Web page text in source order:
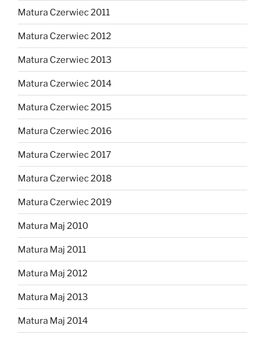
Matura Czerwiec 2011
Matura Czerwiec 2012
Matura Czerwiec 2013
Matura Czerwiec 2014
Matura Czerwiec 2015
Matura Czerwiec 2016
Matura Czerwiec 2017
Matura Czerwiec 2018
Matura Czerwiec 2019
Matura Maj 2010
Matura Maj 2011
Matura Maj 2012
Matura Maj 2013
Matura Maj 2014